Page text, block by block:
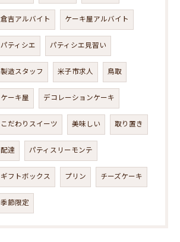
倉吉アルバイト ケーキ屋アルバイト
パティシエ パティシエ見習い
製造スタッフ 米子市求人 鳥取
ケーキ屋 デコレーションケーキ
こだわりスイーツ 美味しい 取り置き
配達 パティスリーモンテ
ギフトボックス プリン チーズケーキ
季節限定